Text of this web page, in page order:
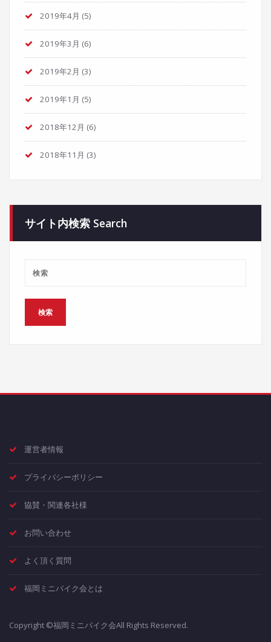
2019年4月 (5)
2019年3月 (6)
2019年2月 (3)
2019年1月 (5)
2018年12月 (6)
2018年11月 (3)
サイト内検索 Search
運営者情報
プライバシーポリシー
協賛・関連各社様
お問い合わせ
よく頂く質問
福岡ミニバイク会とは
Copyright ©福岡ミニバイク会All Rights Reserved.